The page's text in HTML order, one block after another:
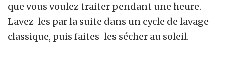
que vous voulez traiter pendant une heure.
Lavez-les par la suite dans un cycle de lavage
classique, puis faites-les sécher au soleil.